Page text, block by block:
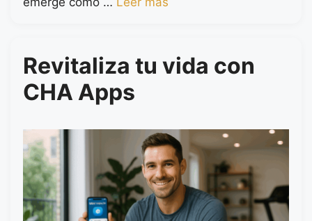
Revitaliza tu vida con
CHA Apps